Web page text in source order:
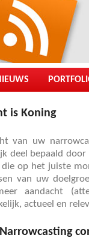
is Koning
van uw
deel bepaald
op het juiste
van uw
aandacht
actueel en